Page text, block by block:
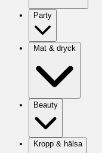
Party
Mat & dryck
Beauty
Kropp & hälsa